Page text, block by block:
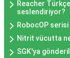
Reacher
seslendiriyor?
RobocOP
Nitrit vücutta
SGK'ya